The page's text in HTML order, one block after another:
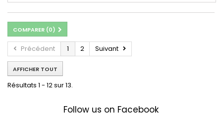
COMPARER (0)
Précédent 1 2 Suivant
AFFICHER TOUT
Résultats 1 - 12 sur 13.
Follow us on Facebook